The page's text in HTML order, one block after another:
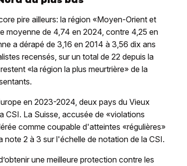
pire ailleurs: la région «Moyen-Orient et
moyenne de 4,74 en 2024, contre 4,25 en
a dérapé de 3,16 en 2014 à 3,56 dix ans
recensés, sur un total de 22 depuis la
«la région la plus meurtrière» de la
en 2023-2024, deux pays du Vieux
CSI. La Suisse, accusée de «violations
comme coupable d'atteintes «régulières»
note 2 à 3 sur l'échelle de notation de la CSI.
une meilleure protection contre les